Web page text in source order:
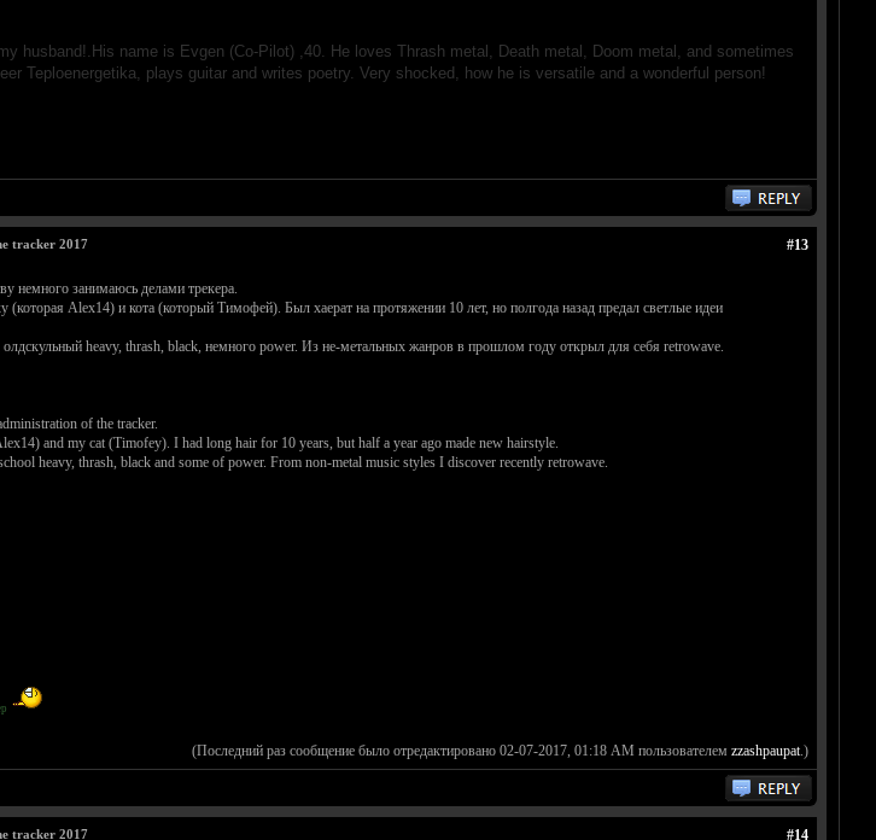
husband!.His name is Evgen (Co-Pilot) ,40. He loves Thrash metal, Death metal, Doom metal, and sometimes
Teploenergetika, plays guitar and writes poetry. Very shocked, how he is versatile and a wonderful person!
#13
tracker 2017
немного занимаюсь делами трекера.
Alex14) и кота (который Тимофей). Был хаерат на протяжении 10 лет, но полгода назад предал светлые идеи
heavy, thrash, black, немного power. Из не-метальных жанров в прошлом году открыл для себя retrowave.
of the tracker.
and my cat (Timofey). I had long hair for 10 years, but half a year ago made new hairstyle.
heavy, thrash, black and some of power. From non-metal music styles I discover recently retrowave.
(Последний раз сообщение было отредактировано 02-07-2017, 01:18 AM пользователем zzashpaupat.)
#14
tracker 2017